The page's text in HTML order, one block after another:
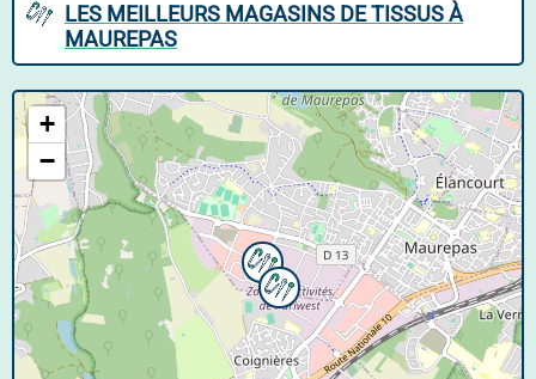
LES MEILLEURS MAGASINS DE TISSUS À
MAUREPAS
+
−